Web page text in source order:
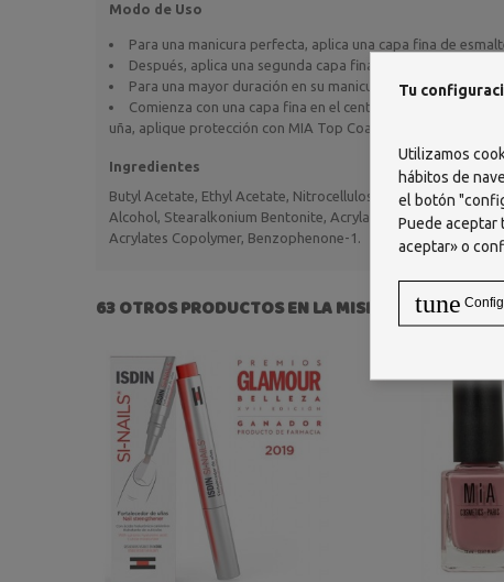
Modo de Uso
Para una manicura perfecta, aplica una capa fina de
Después, aplica una segunda capa fina de color de
Para una mayor duración en su manicura, aplicar MIA
Comienza con una capa fina en el centro de la uña,
uña, aplique protección con MIA Top Coat Gel Effect.
Ingredientes
Butyl Acetate, Ethyl Acetate, Nitrocellulose, Acetyl Tributyl
Alcohol, Stearalkonium Bentonite, Acrylates Copolymer, N-
Acrylates Copolymer, Benzophenone-1.
63 OTROS PRODUCTOS EN LA MISMA CATEGORÍA:
Tu
Utilizamos
hábitos de
el botón
Puede aceptar
aceptar» o
tune